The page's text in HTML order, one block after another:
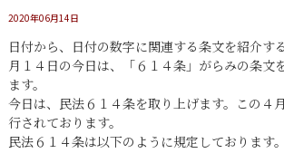
2020年06月14日
日付から、日付の数字に関連する条文を紹介す
月１４日の今日は、「６１４条」がらみの条文
ます。
今日は、民法６１４条を取り上げます。この４
行されております。
民法６１４条は以下のように規定しております。